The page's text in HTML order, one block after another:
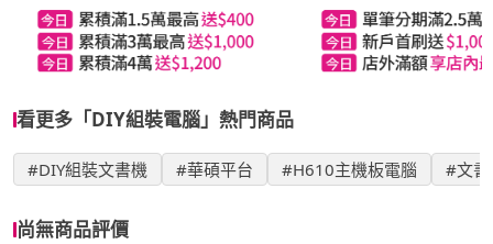
看更多「DIY組裝電腦」熱門商品
#DIY組裝文書機 #華碩平台 #H610主機板電腦 #文書
尚無商品評價